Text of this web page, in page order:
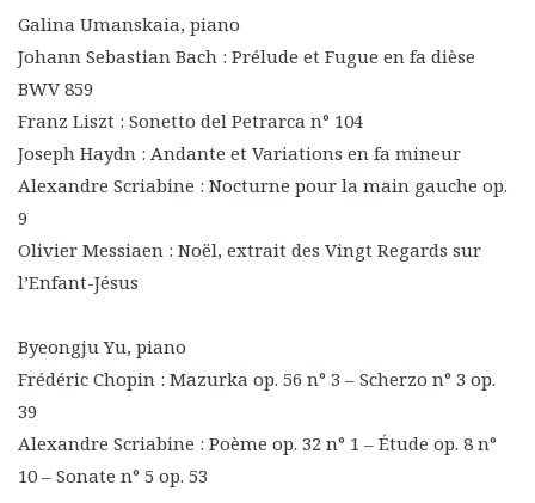
Galina Umanskaia, piano
Johann Sebastian Bach : Prélude et Fugue en fa dièse
BWV 859
Franz Liszt : Sonetto del Petrarca n° 104
Joseph Haydn : Andante et Variations en fa mineur
Alexandre Scriabine : Nocturne pour la main gauche op.
9
Olivier Messiaen : Noël, extrait des Vingt Regards sur
l’Enfant-Jésus
Byeongju Yu, piano
Frédéric Chopin : Mazurka op. 56 n° 3 – Scherzo n° 3 op.
39
Alexandre Scriabine : Poème op. 32 n° 1 – Étude op. 8 n°
10 – Sonate n° 5 op. 53